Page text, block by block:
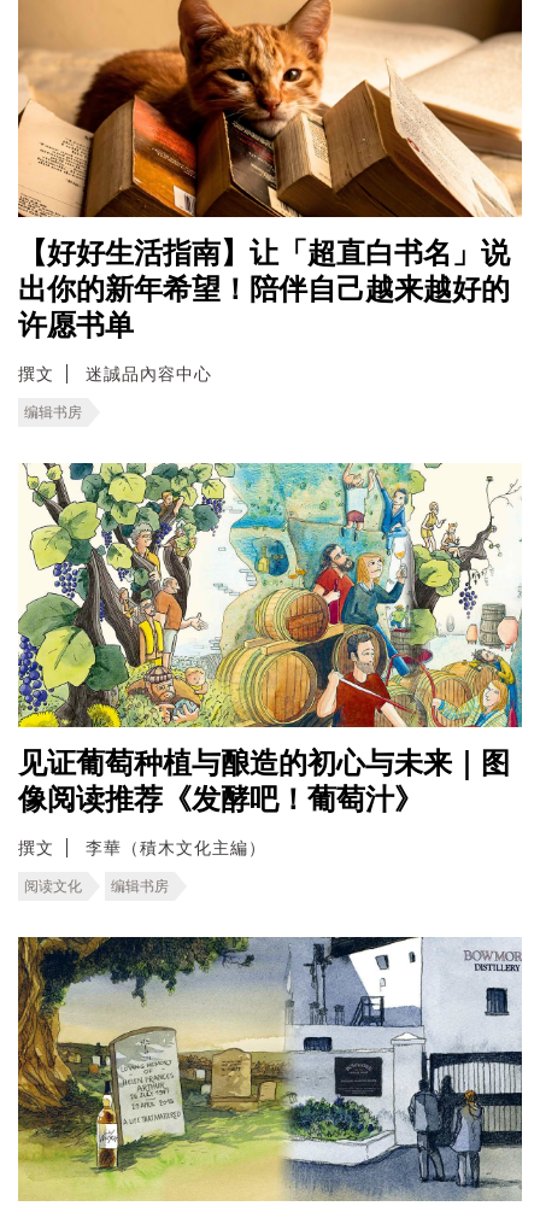
【好好生活指南】让「超直白书名」说
出你的新年希望！陪伴自己越来越好的
许愿书单
撰文 迷誠品內容中心
编辑书房
见证葡萄种植与酿造的初心与未来｜图
像阅读推荐《发酵吧！葡萄汁》
撰文 李華（積木文化主編）
阅读文化 编辑书房